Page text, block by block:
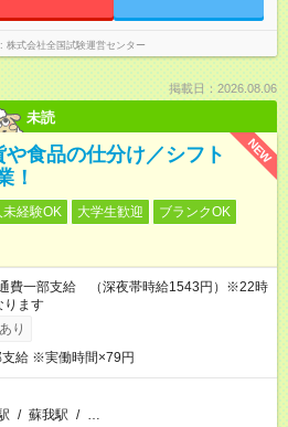
株式会社全国試験運営センター
掲載日：2026.08.06
未読
NEW
食品の仕分け／シフト
！
未経験OK 大学生歓迎
ブランクOK
費一部支給 （深夜帯時給1543円）※22時
ります
り
支給 ※実働時間×79円
/ 蘇我駅 / …